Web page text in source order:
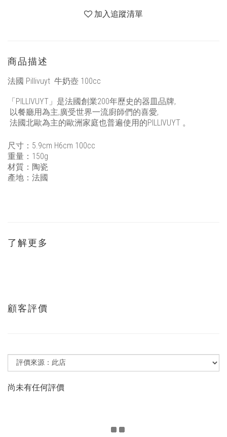
加入追蹤清單
商品描述
法國 Pillivuyt 牛奶壺 100cc
「PILLIVUYT 」是法國創業200年歷史的器皿品牌,
以餐廳用為主,廣受世界一流廚師們的喜愛,
法國北歐為主的歐洲家庭也普遍使用的PILLIVUYT 。
尺寸：5.9cm H6cm 100cc
重量： 150g
材質：陶瓷
產地：法國
了解更多
顧客評價
尚未有任何評價